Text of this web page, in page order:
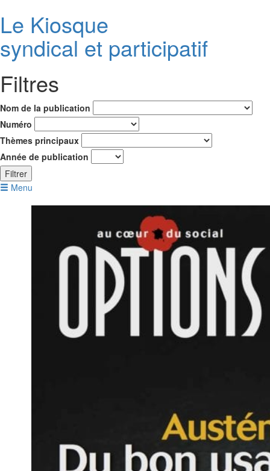
Le Kiosque
syndical et participatif
Filtres
Nom de la publication
Numéro
Thèmes principaux
Année de publication
Filtrer
Menu